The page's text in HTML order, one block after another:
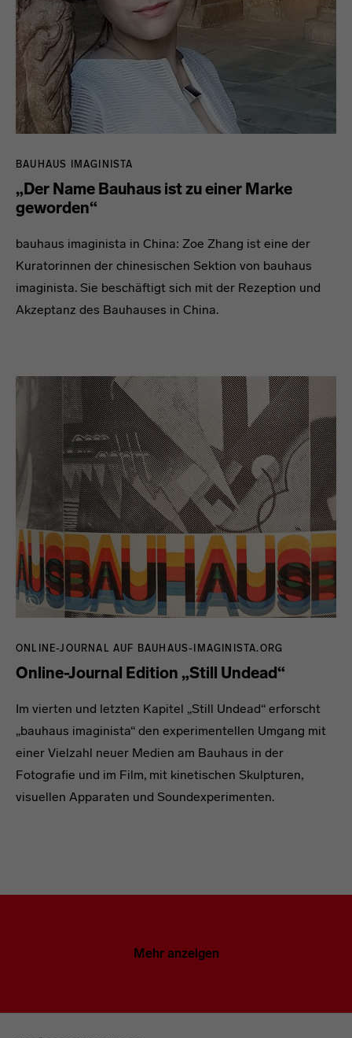
BAUHAUS IMAGINISTA
„Der Name Bauhaus ist zu einer Marke
geworden“
bauhaus imaginista in China: Zoe Zhang ist eine der
Kuratorinnen der chinesischen Sektion von bauhaus
imaginista. Sie beschäftigt sich mit der Rezeption und
Akzeptanz des Bauhauses in China.
ONLINE-JOURNAL AUF BAUHAUS-IMAGINISTA.ORG
Online-Journal Edition „Still Undead“
Im vierten und letzten Kapitel „Still Undead“ erforscht
„bauhaus imaginista“ den experimentellen Umgang mit
einer Vielzahl neuer Medien am Bauhaus in der
Fotografie und im Film, mit kinetischen Skulpturen,
visuellen Apparaten und Soundexperimenten.
Mehr anzeigen